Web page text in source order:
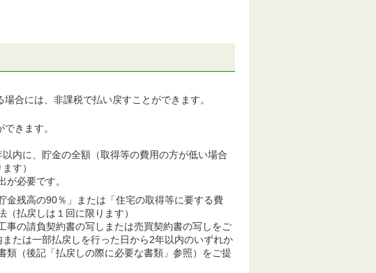
合には、非課税で払い戻すことができます。
きます。
内に、貯金の全額（取得等の費用の方が低い場合
す）
必要です。
金残高の90％」または「住宅の取得等に要する費
払戻しは１回に限ります）
の請負契約書の写しまたは売買契約書の写しをご
たは一部払戻しを行った日から2年以内のいずれか
（後記「払戻しの際に必要な書類」参照）をご提